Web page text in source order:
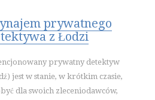
PORADY PRAWNE
I WESELE
PORZĄDKOWANIE
SERWIS
prywatnego
z Łodzi
prywatny detektyw
jest w stanie, w krótkim czasie,
dla swoich zleceniodawców,